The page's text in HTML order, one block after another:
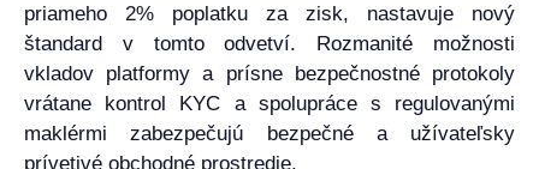
priameho 2% poplatku za zisk, nastavuje nový
štandard v tomto odvetví. Rozmanité možnosti
vkladov platformy a prísne bezpečnostné protokoly
vrátane kontrol KYC a spolupráce s regulovanými
maklérmi zabezpečujú bezpečné a užívateľsky
prívetivé obchodné prostredie.